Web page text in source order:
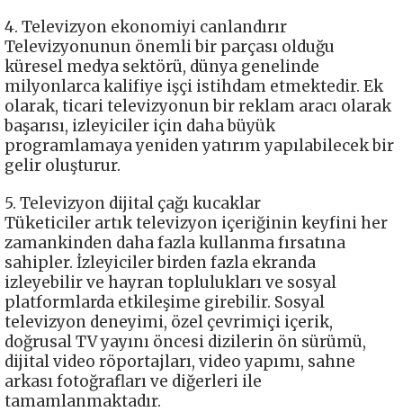
4. Televizyon ekonomiyi canlandırır
Televizyonunun önemli bir parçası olduğu
küresel medya sektörü, dünya genelinde
milyonlarca kalifiye işçi istihdam etmektedir. Ek
olarak, ticari televizyonun bir reklam aracı olarak
başarısı, izleyiciler için daha büyük
programlamaya yeniden yatırım yapılabilecek bir
gelir oluşturur.
5. Televizyon dijital çağı kucaklar
Tüketiciler artık televizyon içeriğinin keyfini her
zamankinden daha fazla kullanma fırsatına
sahipler. İzleyiciler birden fazla ekranda
izleyebilir ve hayran toplulukları ve sosyal
platformlarda etkileşime girebilir. Sosyal
televizyon deneyimi, özel çevrimiçi içerik,
doğrusal TV yayını öncesi dizilerin ön sürümü,
dijital video röportajları, video yapımı, sahne
arkası fotoğrafları ve diğerleri ile
tamamlanmaktadır.